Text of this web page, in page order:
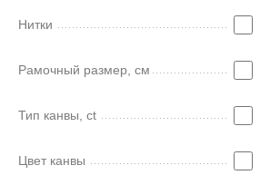
Нитки
Рамочный размер, см
Тип канвы, ct
Цвет канвы